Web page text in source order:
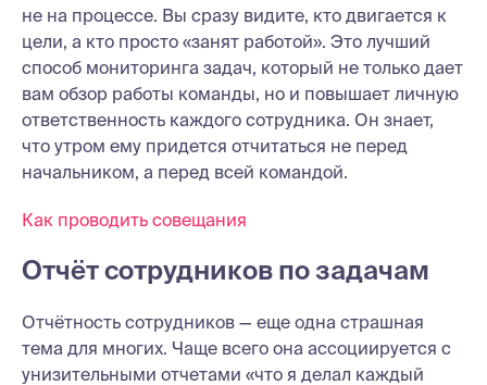
не на процессе. Вы сразу видите, кто двигается к
цели, а кто просто «занят работой». Это лучший
способ мониторинга задач, который не только дает
вам обзор работы команды, но и повышает личную
ответственность каждого сотрудника. Он знает,
что утром ему придется отчитаться не перед
начальником, а перед всей командой.
Как проводить совещания
Отчёт сотрудников по задачам
Отчётность сотрудников — еще одна страшная
тема для многих. Чаще всего она ассоциируется с
унизительными отчетами «что я делал каждый